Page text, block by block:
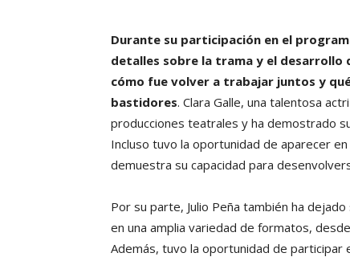
Durante su participación en el
detalles sobre la trama y el desarrollo
cómo fue volver a trabajar juntos y
bastidores. Clara Galle, una talentosa
producciones teatrales y ha demostrado
Incluso tuvo la oportunidad de aparecer
demuestra su capacidad para
Por su parte, Julio Peña también ha
en una amplia variedad de formatos,
Además, tuvo la oportunidad de participar